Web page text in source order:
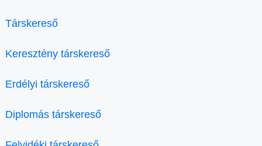
Társkereső
Keresztény társkereső
Erdélyi társkereső
Diplomás társkereső